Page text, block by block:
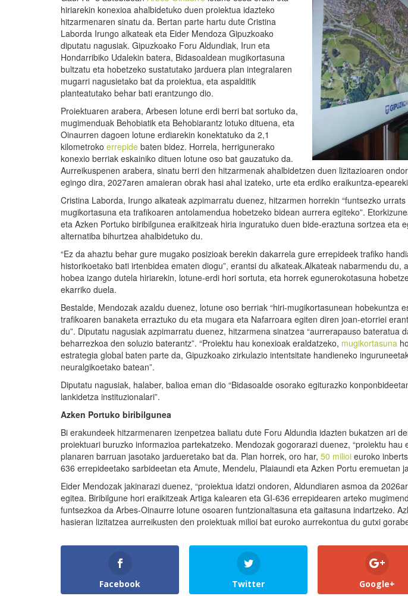
hiriarekin konexioa ahalbidetuko duen proiektua idazteko
hitzarmenaren sinatu da. Bertan parte hartu dute Cristina
Laborda Irungo alkateak eta Eider Mendoza Gipuzkoako
diputatu nagusiak. Gipuzkoako Foru Aldundiak, Irun eta
Hondarribiko Udalekin batera, Bidasoaldean mugikortasuna
bultzatu eta hobetzeko sustatutako jarduera plan integralaren
mugarri nagusietako bat da proiektua, eta aspalditik
planteatutako behar bati erantzungo dio.
Proiektuaren arabera, Arbesen lotune erdi berri bat sortuko da,
mugimenduak Behobiatik eta Behobiarantz lotuko dituena, eta
Oinaurren dagoen lotune erdiarekin konektatuko da 2,1
kilometroko errepide baten bidez. Horrela, herrigunerako
konexio berriak eskainiko dituen lotune oso bat gauzatuko da.
Aurreikuspenen arabera, sinatu berri den hitzarmenak ahalbidetzen duen lizitazioaren
egingo dira, 2027aren amaieran obrak hasi ahal izateko, urte eta erdiko eraikuntza-
Cristina Laborda, Irungo alkateak azpimarratu duenez, hitzarmen horrekin “funtsezko
mugikortasuna eta trafikoaren antolamendua hobetzeko bidean aurrera egiteko”.
eta Azken Portuko biribilgunea eraikitzeak hiria inguratuko duen bide-eraztuna sortzea eta
alternatiba bihurtzea ahalbidetuko du.
“Ez da ahaztu behar gure mugako posizioak berekin dakarrela gure errepideek trafiko
historikoetako bati irtenbidea ematen diogu”, erantsi du alkateak.Alkateak nabarmendu
hobea izango dutela hiriarekin, lotune-erdi hori sortuta, eta horrek egunerokotasuna
ekarriko duela.
Bestalde, Mendozak azaldu duenez, lotune oso berriak “hiri-mugikortasunean hobekuntza
trafikoaren banaketa erraztuko du eta mugara eta Nafarroara egiten diren joan-etorriei
du”. Diputatu nagusiak azpimarratu duenez, hitzarmena sinatzea “aurrerapauso bateratua
beharrezkoa den soluzio baterantz”. “Proiektu hau konexioak eraldatzeko, mugikortasuna
estrategia global baten parte da, Gipuzkoako zirkulazio intentsitate handieneko
neuralgikoetako batean”.
Diputatu nagusiak, halaber, balioa eman dio “Bidasoalde osorako egiturazko
lankidetza instituzionalari”.
Azken Portuko biribilgunea
Bi erakundeek hitzarmenaren izenpetzea baliatu dute Foru Aldundia idazten bukatzen ari
proiektuari buruzko informazioa partekatzeko. Mendozak gogorarazi duenez, “proiektu hau
planaren barruan jasotako jardueretako bat da. Plan horrek, oro har, 50 milioi euroko
636 errepideetako sarbideetan eta Amute, Mendelu, Plaiaundi eta Azken Portu eremuetan
Eider Mendozak jakinarazi duenez, “proiektua idatzi ondoren, Aldundiaren asmoa da
egitea. Biribilgune hori eraikitzeak Artiga kalearen eta GI-636 errepidearen arteko
funtsezkoa da Arbes-Oinaurre lotune osoaren funtzionaltasuna eta gaitasuna indartzeko.
hasieran lizitatzea aurreikusten den proiektuak milioi bat euroko aurrekontua du gutxi
Facebook Twitter Google+